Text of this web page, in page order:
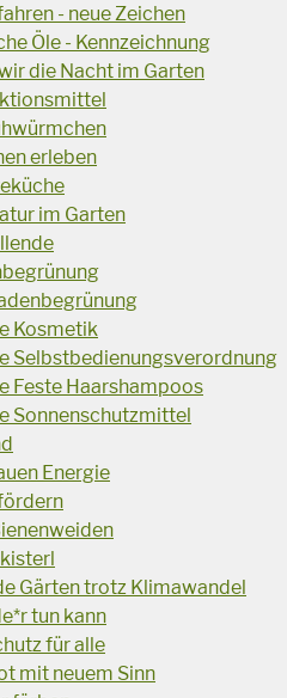
- neue Zeichen
Öle - Kennzeichnung
die Nacht im Garten
erleben
im Garten
Kosmetik
Selbstbedienungsverordnung
Feste Haarshampoos
Sonnenschutzmittel
Energie
Gärten trotz Klimawandel
tun kann
für alle
mit neuem Sinn